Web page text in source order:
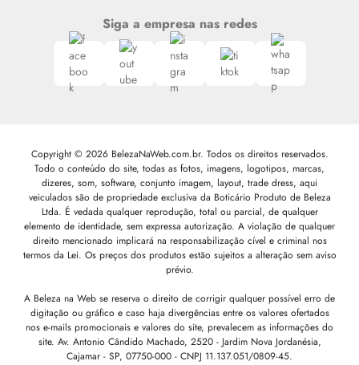
Siga a empresa nas redes
Copyright © 2026 BelezaNaWeb.com.br. Todos os direitos reservados.
Todo o conteúdo do site, todas as fotos, imagens, logotipos, marcas,
dizeres, som, software, conjunto imagem, layout, trade dress, aqui
veiculados são de propriedade exclusiva da Boticário Produto de Beleza
Ltda. É vedada qualquer reprodução, total ou parcial, de qualquer
elemento de identidade, sem expressa autorização. A violação de qualquer
direito mencionado implicará na responsabilização cível e criminal nos
termos da Lei. Os preços dos produtos estão sujeitos a alteração sem aviso
prévio.
A Beleza na Web se reserva o direito de corrigir qualquer possível erro de
digitação ou gráfico e caso haja divergências entre os valores ofertados
nos e-mails promocionais e valores do site, prevalecem as informações do
site. Av. Antonio Cândido Machado, 2520 - Jardim Nova Jordanésia,
Cajamar - SP, 07750-000 - CNPJ 11.137.051/0809-45.